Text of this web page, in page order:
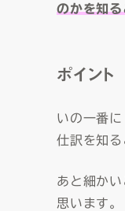
のかを知る
ポイント
いの一番に
仕訳を知
あと細か
思います。